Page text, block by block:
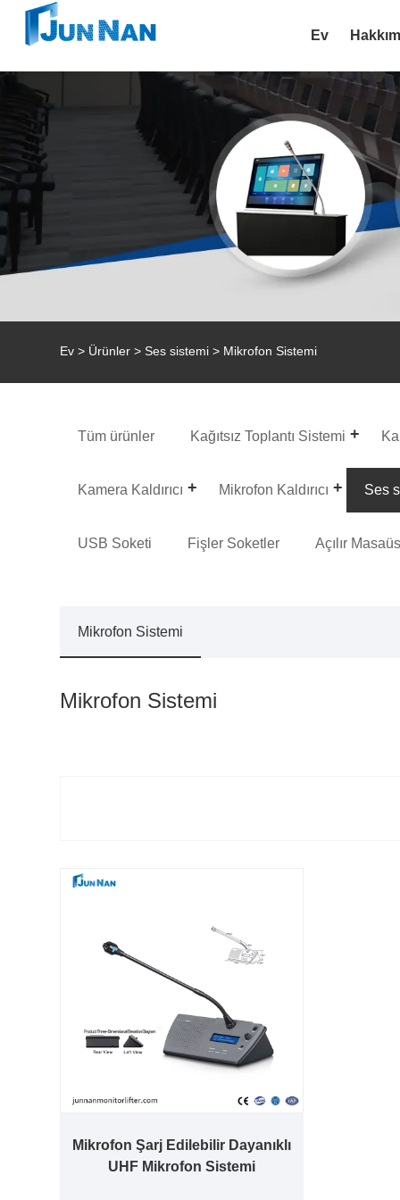
Ev
Ev > Ürünler >Ses sistemi > Mikrofon Sistemi
Tüm ürünler Kağıtsız Toplantı Sistemi
Kamera Kaldırıcı Mikrofon Kaldırıcı Ses
USB Soketi Fişler Soketler Açılır
Mikrofon Sistemi
Mikrofon Sistemi
Mikrofon Şarj Edilebilir Dayanıklı
UHF Mikrofon Sistemi